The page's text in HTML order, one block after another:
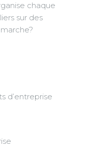
chaque
sur des
d’entreprise